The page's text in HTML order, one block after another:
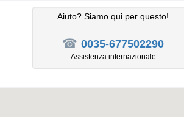
Aiuto? Siamo qui per questo!
☎ 0035-677502290
Assistenza internazionale